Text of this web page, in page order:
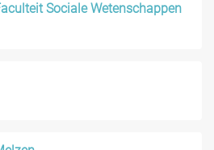
Sociale Wetenschappen